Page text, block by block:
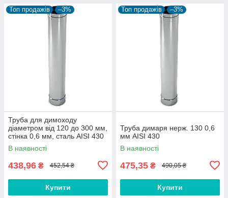
Топ продажів –3%
Труба для димоходу
діаметром від 120 до 300 мм,
стінка 0,6 мм, сталь AISI 430
В наявності
438,96 ₴ 452,54 ₴
Купити
Топ продажів –3%
Труба димаря нерж. 130 0,6
мм AISI 430
В наявності
475,35 ₴ 490,05 ₴
Купити